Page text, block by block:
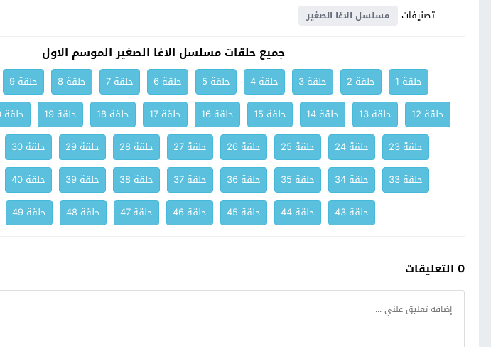
تصنيفات
مسلسل الاغا الصغير
جميع حلقات مسلسل الاغا الصغير الموسم الاول
حلقة 1 حلقة 2 حلقة 3 حلقة 4 حلقة 5 حلقة 6 حلقة 7 حلقة 8 حلقة 9
حلقة 12
حلقة 13 حلقة 14 حلقة 15 حلقة 16 حلقة 17 حلقة 18 حلقة 19 حلقة 20
حلقة 23
حلقة 24 حلقة 25 حلقة 26 حلقة 27 حلقة 28 حلقة 29 حلقة 30
حلقة 33
حلقة 34 حلقة 35 حلقة 36 حلقة 37 حلقة 38 حلقة 39 حلقة 40
حلقة 43
حلقة 44 حلقة 45 حلقة 46 حلقة 47 حلقة 48 حلقة 49
0 التعليقات